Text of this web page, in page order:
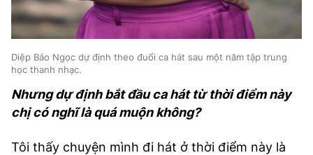
Diệp Bảo Ngọc dự định theo đuổi ca hát sau một năm tập trung
học thanh nhạc.
Nhưng dự định bắt đầu ca hát từ thời điểm này
chị có nghĩ là quá muộn không?
Tôi thấy chuyện mình đi hát ở thời điểm này là